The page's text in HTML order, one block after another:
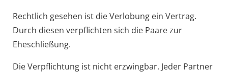
Rechtlich gesehen ist die Verlobung ein Vertrag.
Durch diesen verpflichten sich die Paare zur
Eheschließung.
Die Verpflichtung ist nicht erzwingbar. Jeder Partner